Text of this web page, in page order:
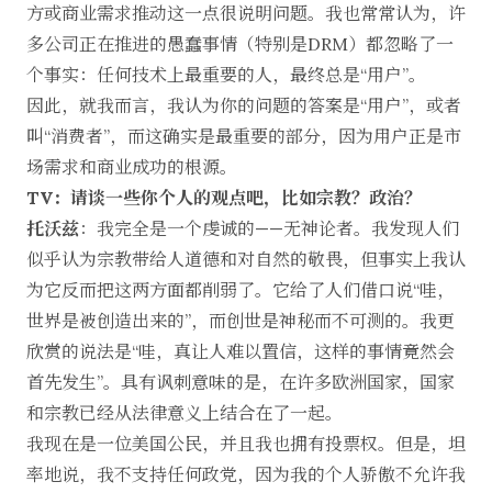
方或商业需求推动这一点很说明问题。我也常常认为，许
多公司正在推进的愚蠢事情（特别是DRM）都忽略了一
个事实：任何技术上最重要的人，最终总是“用户”。
因此，就我而言，我认为你的问题的答案是“用户”，或者
叫“消费者”，而这确实是最重要的部分，因为用户正是市
场需求和商业成功的根源。
TV：请谈一些你个人的观点吧，比如宗教？政治？
托沃兹：我完全是一个虔诚的——无神论者。我发现人们
似乎认为宗教带给人道德和对自然的敬畏，但事实上我认
为它反而把这两方面都削弱了。它给了人们借口说“哇，
世界是被创造出来的”，而创世是神秘而不可测的。我更
欣赏的说法是“哇，真让人难以置信，这样的事情竟然会
首先发生”。具有讽刺意味的是，在许多欧洲国家，国家
和宗教已经从法律意义上结合在了一起。
我现在是一位美国公民，并且我也拥有投票权。但是，坦
率地说，我不支持任何政党，因为我的个人骄傲不允许我